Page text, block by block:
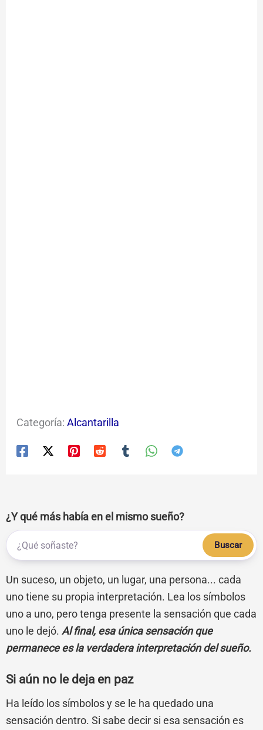
Categoría: Alcantarilla
¿Y qué más había en el mismo sueño?
Buscar
Un suceso, un objeto, un lugar, una persona... cada
uno tiene su propia interpretación. Lea los símbolos
uno a uno, pero tenga presente la sensación que cada
uno le dejó. Al final, esa única sensación que
permanece es la verdadera interpretación del sueño.
Si aún no le deja en paz
Ha leído los símbolos y se le ha quedado una
sensación dentro. Si sabe decir si esa sensación es